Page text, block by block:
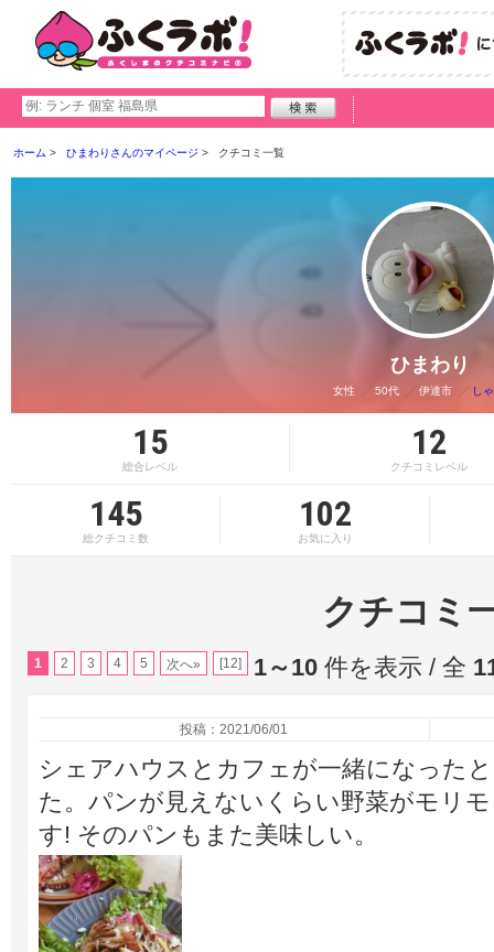
ホーム ひまわりさんのマイページ クチコミ一覧
ひまわり
女性 50代 伊達市 し
15
総合レベル
12
クチコミレベル
145
総クチコミ数
102
お気に入り
クチコミ
1 2 3 4 5 次へ» [12] 1～10 件を表示 / 全
投稿：2021/06/01
シェアハウスとカフェが一緒になった
た。パンが見えないくらい野菜がモリ
す! そのパンもまた美味しい。